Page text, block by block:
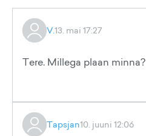
V.13. mai 17:27
Tere. Millega plaan minna?
Tapsjan10. juuni 12:06